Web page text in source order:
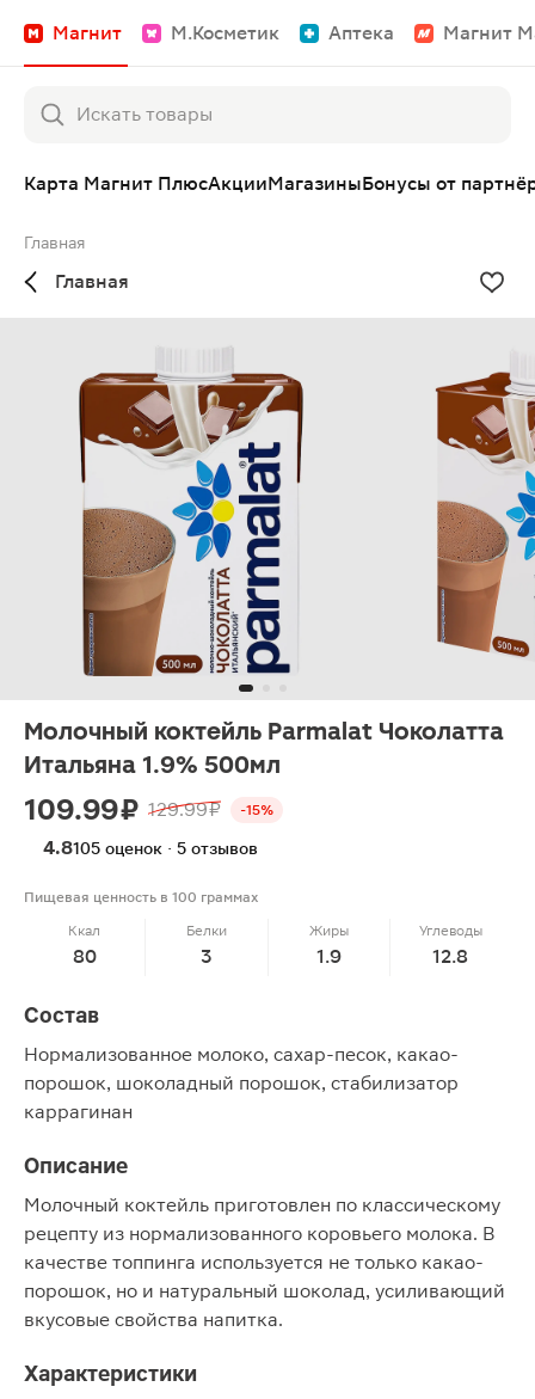
Магнит М.Косметик Аптека Магнит
Карта Магнит ПлюсАкцииМагазиныБонусы от
Главная
Главная
Молочный коктейль Parmalat Чоколатта
Итальяна 1.9% 500мл
109.99 ₽ 129.99 ₽ -15%
4.8105 оценок · 5 отзывов
Пищевая ценность в 100 граммах
Ккал
80
Белки
3
Жиры
1.9
Углеводы
12.8
Состав
Нормализованное молоко, сахар-песок, какао-
порошок, шоколадный порошок, стабилизатор
каррагинан
Описание
Молочный коктейль приготовлен по классическому
рецепту из нормализованного коровьего молока. В
качестве топпинга используется не только какао-
порошок, но и натуральный шоколад, усиливающий
вкусовые свойства напитка.
Характеристики